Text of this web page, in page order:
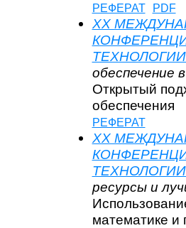
РЕФЕРАТ PDF
XX
обеспечение
Открытый
обеспечения
РЕФЕРАТ
XX
ресурсы и
математике